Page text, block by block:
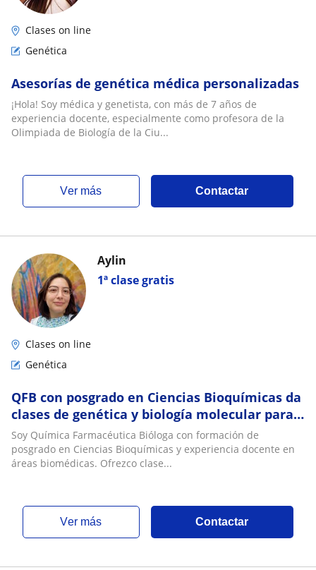
Clases on line
Genética
Asesorías de genética médica personalizadas
¡Hola! Soy médica y genetista, con más de 7 años de
experiencia docente, especialmente como profesora de la
Olimpiada de Biología de la Ciu...
ver más Contactar
1ª clase gratis
Aylin
Clases on line
Genética
QFB con posgrado en Ciencias Bioquímicas da
clases de genética y biología molecular para
nivel preparatoria y universitario
Soy Química Farmacéutica Bióloga con formación de
posgrado en Ciencias Bioquímicas y experiencia docente en
áreas biomédicas. Ofrezco clase...
ver más Contactar